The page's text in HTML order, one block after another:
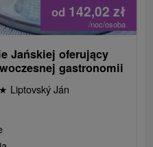
od 142,02 zł
/noc/osoba
Jańskiej oferujący
gastronomii
★ Liptovský Ján